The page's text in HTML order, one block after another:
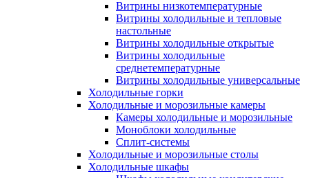
Витрины низкотемпературные
Витрины холодильные и тепловые
настольные
Витрины холодильные открытые
Витрины холодильные
среднетемпературные
Витрины холодильные универсальные
Холодильные горки
Холодильные и морозильные камеры
Камеры холодильные и морозильные
Моноблоки холодильные
Сплит-системы
Холодильные и морозильные столы
Холодильные шкафы